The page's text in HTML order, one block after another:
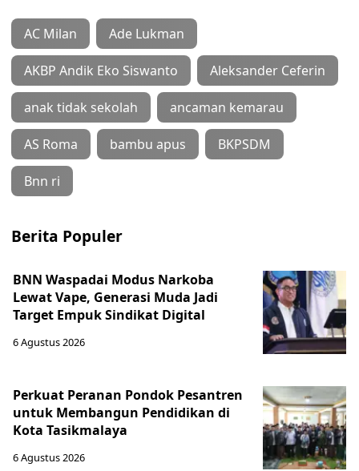
AC Milan Ade Lukman
AKBP Andik Eko Siswanto Aleksander Ceferin
anak tidak sekolah ancaman kemarau
AS Roma bambu apus BKPSDM
Bnn ri
Berita Populer
BNN Waspadai Modus Narkoba
Lewat Vape, Generasi Muda Jadi
Target Empuk Sindikat Digital
6 Agustus 2026
Perkuat Peranan Pondok Pesantren
untuk Membangun Pendidikan di
Kota Tasikmalaya ‎
6 Agustus 2026